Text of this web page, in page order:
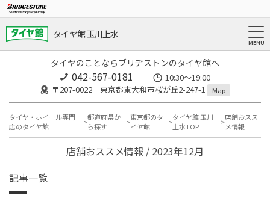
タイヤ館 玉川上水
タイヤのことならブリヂストンのタイヤ館へ
042-567-0181
10:30～19:00
〒207-0022 東京都東大和市桜が丘2-247-1
Map
タイヤ・ホイール専門
店のタイヤ館
都道府県か
ら探す
東京都のタ
イヤ館
タイヤ館 玉川
上水TOP
店舗おスス
メ情報
店舗おススメ情報 / 2023年12月
記事一覧